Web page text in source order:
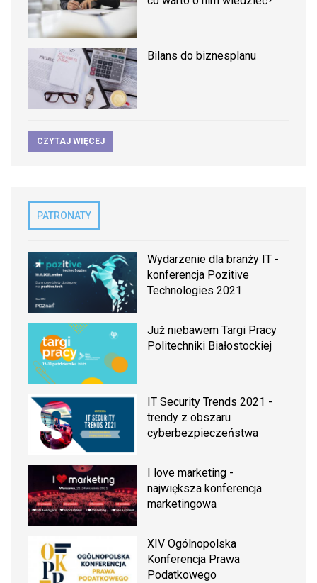
Bilans do biznesplanu
CZYTAJ WIĘCEJ
PATRONATY
Wydarzenie dla branży IT -
konferencja Pozitive
Technologies 2021
Już niebawem Targi Pracy
Politechniki Białostockiej
IT Security Trends 2021 -
trendy z obszaru
cyberbezpieczeństwa
I love marketing -
największa konferencja
marketingowa
XIV Ogólnopolska
Konferencja Prawa
Podatkowego